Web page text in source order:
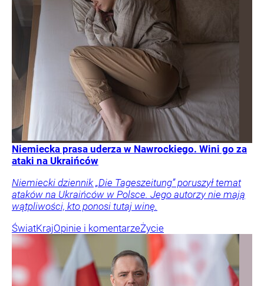
Niemiecka prasa uderza w Nawrockiego. Wini go za
ataki na Ukraińców
Niemiecki dziennik „Die Tageszeitung” poruszył temat
ataków na Ukraińców w Polsce. Jego autorzy nie mają
wątpliwości, kto ponosi tutaj winę.
ŚwiatKrajOpinie i komentarzeŻycie